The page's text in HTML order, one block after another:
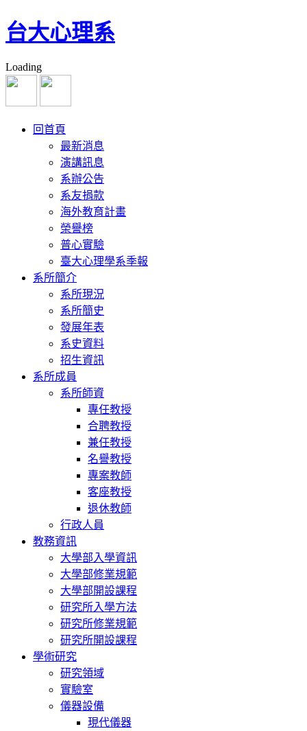
台大心理系
Loading
回首頁
最新消息
演講訊息
系辦公告
系友捐款
海外教育計畫
榮譽榜
普心實驗
臺大心理學系季報
系所簡介
系所現況
系所簡史
發展年表
系史資料
招生資訊
系所成員
系所師資
專任教授
合聘教授
兼任教授
名譽教授
專案教師
客座教授
退休教師
行政人員
教務資訊
大學部入學資訊
大學部修業規範
大學部開設課程
研究所入學方法
研究所修業規範
研究所開設課程
學術研究
研究領域
實驗室
儀器設備
現代儀器